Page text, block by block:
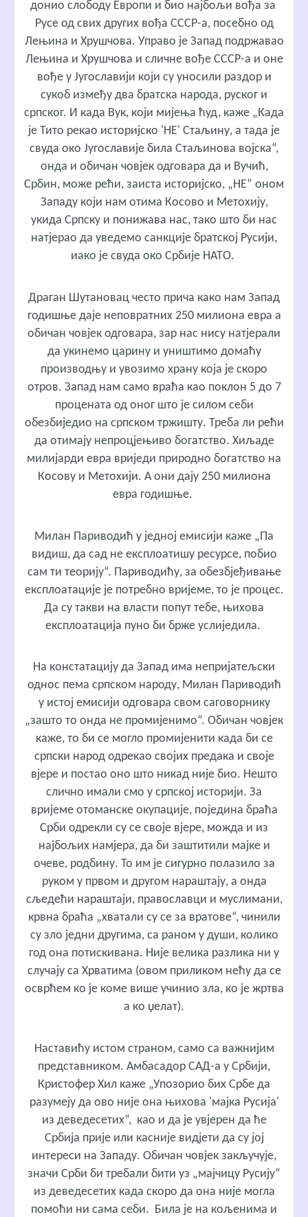
донио слободу Европи и био најбољи вођа за
Русе од свих других вођа СССР-а, посебно од
Лењина и Хрушчова. Управо је Запад подржавао
Лењина и Хрушчова и сличне вође СССР-а и оне
вође у Југославији који су уносили раздор и
сукоб између два братска народа, руског и
српског. И када Вук, који мијења ћуд, каже „Када
је Тито рекао историјско 'НЕ' Стаљину, а тада је
свуда око Југославије била Стаљинова војска“,
онда и обичан човјек одговара да и Вучић,
Србин, може рећи, заиста историјско, „НЕ“ оном
Западу који нам отима Косово и Метохију,
укида Српску и понижава нас, тако што би нас
натјерао да уведемо санкције братској Русији,
иако је свуда око Србије НАТО.
Драган Шутановац често прича како нам Запад
годишње даје неповратних 250 милиона евра а
обичан човјек одговара, зар нас нису натјерали
да укинемо царину и уништимо домаћу
производњу и увозимо храну која је скоро
отров. Запад нам само враћа као поклон 5 до 7
процената од оног што је силом себи
обезбиједио на српском тржишту. Треба ли рећи
да отимају непроцјењиво богатство. Хиљаде
милијарди евра вриједи природно богатство на
Косову и Метохији. А они дају 250 милиона
евра годишње.
Милан Париводић у једној емисији каже „Па
видиш, да сад не експлоатишу ресурсе, побио
сам ти теорију“. Париводићу, за обезбјеђивање
експлоатације је потребно вријеме, то је процес.
Да су такви на власти попут тебе, њихова
експлоатација пуно би брже услиједила.
На констатацију да Запад има непријатељски
однос пема српском народу, Милан Париводић
у истој емисији одговара свом саговорнику
„зашто то онда не промијенимо“. Обичан човјек
каже, то би се могло промијенити када би се
српски народ одрекао својих предака и своје
вјере и постао оно што никад није био. Нешто
слично имали смо у српској историји. За
вријеме отоманске окупације, поједина браћа
Срби одрекли су се своје вјере, можда и из
најбољих намјера, да би заштитили мајке и
очеве, родбину. То им је сигурно полазило за
руком у првом и другом нараштају, а онда
сљедећи нараштаји, православци и муслимани,
крвна браћа „хватали су се за вратове“, чинили
су зло једни другима, са раном у души, колико
год она потискивана. Није велика разлика ни у
случају са Хрватима (овом приликом нећу да се
осврћем ко је коме више учинио зла, ко је жртва
а ко џелат).
Наставићу истом страном, само са важнијим
представником. Амбасадор САД-а у Србији,
Кристофер Хил каже „Упозорио бих Србе да
разумеју да ово није она њихова 'мајка Русија'
из деведесетих“, као и да је увјерен да ће
Србија прије или касније видјети да су јој
интереси на Западу. Обичан човјек закључује,
значи Срби би требали бити уз „мајчицу Русију“
из деведесетих када скоро да она није могла
помоћи ни сама себи. Била је на кољенима и